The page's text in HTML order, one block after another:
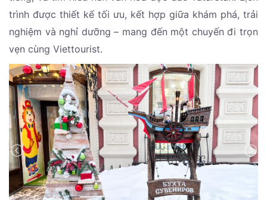
trình được thiết kế tối ưu, kết hợp giữa khám phá, trải
nghiệm và nghỉ dưỡng – mang đến một chuyến đi trọn
vẹn cùng Viettourist.